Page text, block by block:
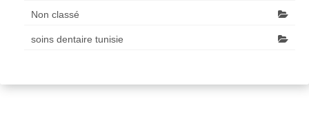
Non classé
soins dentaire tunisie